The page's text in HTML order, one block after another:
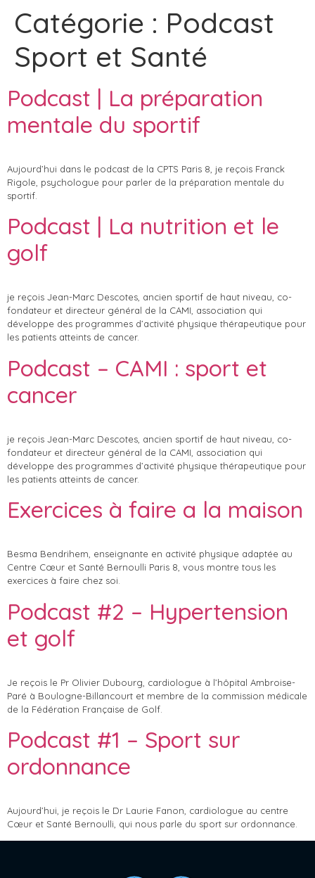
Catégorie : Podcast
Sport et Santé
Podcast | La préparation
mentale du sportif
Aujourd’hui dans le podcast de la CPTS Paris 8, je reçois Franck
Rigole, psychologue pour parler de la préparation mentale du
sportif.
Podcast | La nutrition et le
golf
je reçois Jean-Marc Descotes, ancien sportif de haut niveau, co-
fondateur et directeur général de la CAMI, association qui
développe des programmes d’activité physique thérapeutique pour
les patients atteints de cancer.
Podcast – CAMI : sport et
cancer
je reçois Jean-Marc Descotes, ancien sportif de haut niveau, co-
fondateur et directeur général de la CAMI, association qui
développe des programmes d’activité physique thérapeutique pour
les patients atteints de cancer.
Exercices à faire a la maison
Besma Bendrihem, enseignante en activité physique adaptée au
Centre Cœur et Santé Bernoulli Paris 8, vous montre tous les
exercices à faire chez soi.
Podcast #2 – Hypertension
et golf
Je reçois le Pr Olivier Dubourg, cardiologue à l’hôpital Ambroise-
Paré à Boulogne-Billancourt et membre de la commission médicale
de la Fédération Française de Golf.
Podcast #1 – Sport sur
ordonnance
Aujourd’hui, je reçois le Dr Laurie Fanon, cardiologue au centre
Cœur et Santé Bernoulli, qui nous parle du sport sur ordonnance.